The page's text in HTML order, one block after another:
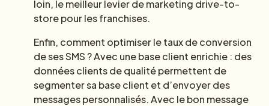
loin, le meilleur levier de marketing drive-to-
store pour les franchises.
Enfin, comment optimiser le taux de conversion
de ses SMS ? Avec une base client enrichie : des
données clients de qualité permettent de
segmenter sa base client et d’envoyer des
messages personnalisés. Avec le bon message